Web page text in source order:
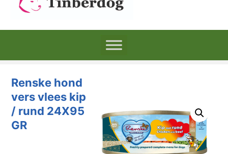
Renske hond
vers vlees kip
/ rund 24X95
GR